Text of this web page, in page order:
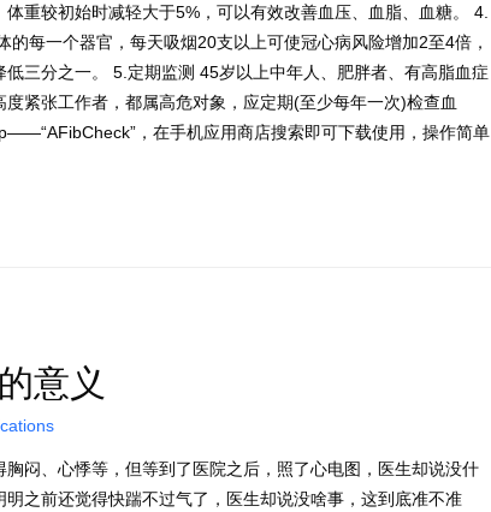
重较初始时减轻大于5%，可以有效改善血压、血脂、血糖。 4.
每一个器官，每天吸烟20支以上可使冠心病风险增加2至4倍，
三分之一。 5.定期监测 45岁以上中年人、肥胖者、有高脂血症
紧张工作者，都属高危对象，应定期(至少每年一次)检查血
，在手机应用商店搜索即可下载使用，操作简单
意义
闷、心悸等，但等到了医院之后，照了心电图，医生却说没什
之前还觉得快踹不过气了，医生却说没啥事，这到底准不准